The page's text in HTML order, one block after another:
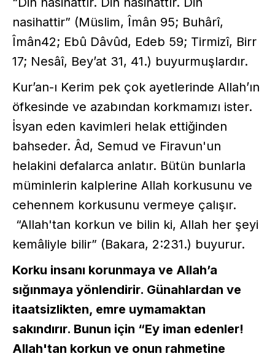
nasihattir” (Müslim, Îmân 95; Buhârî,
Îmân42; Ebû Dâvûd, Edeb 59; Tirmizî, Birr
17; Nesâî, Bey’at 31, 41.) buyurmuşlardır.
Kur’an-ı Kerim pek çok ayetlerinde Allah’ın
öfkesinde ve azabından korkmamızı ister.
İsyan eden kavimleri helak ettiğinden
bahseder. Âd, Semud ve Firavun'un
helakini defalarca anlatır. Bütün bunlarla
müminlerin kalplerine Allah korkusunu ve
cehennem korkusunu vermeye çalışır.
“Allah'tan korkun ve bilin ki, Allah her şeyi
kemâliyle bilir” (Bakara, 2:231.) buyurur.
Korku insanı korunmaya ve Allah’a
sığınmaya yönlendirir. Günahlardan ve
itaatsizlikten, emre uymamaktan
sakındırır. Bunun için “Ey iman edenler!
Allah'tan korkun ve onun rahmetine